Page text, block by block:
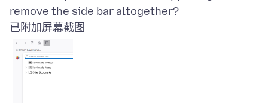
已附加屏幕截图